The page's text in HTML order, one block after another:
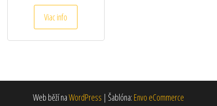
Viac info
Web běží naWordPress | Šablóna: Envo eCommerce